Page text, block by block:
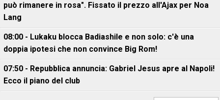
può rimanere in rosa". Fissato il prezzo all'Ajax per Noa
Lang
08:00 - Lukaku blocca Badiashile e non solo: c'è una
doppia ipotesi che non convince Big Rom!
07:50 - Repubblica annuncia: Gabriel Jesus apre al Napoli!
Ecco il piano del club